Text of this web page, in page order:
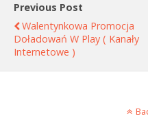
Previous Post
Walentynkowa Promocja
Doładowań W Play ( Kanały
Internetowe )